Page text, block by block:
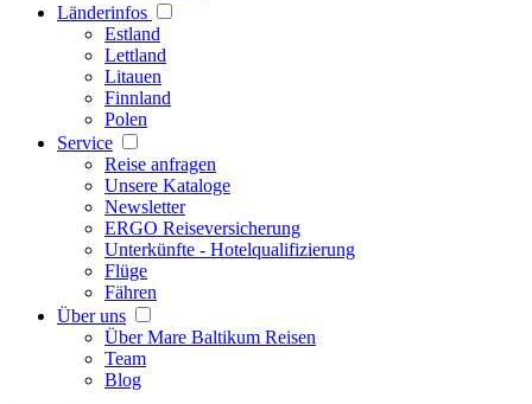
Länderinfos
Estland
Lettland
Litauen
Finnland
Polen
Service
Reise anfragen
Unsere Kataloge
Newsletter
ERGO Reiseversicherung
Unterkünfte - Hotelqualifizierung
Flüge
Fähren
Über uns
Über Mare Baltikum Reisen
Team
Blog